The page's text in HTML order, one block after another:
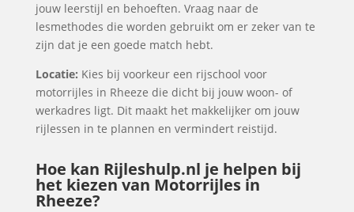
jouw leerstijl en behoeften. Vraag naar de
lesmethodes die worden gebruikt om er zeker van te
zijn dat je een goede match hebt.
Locatie: Kies bij voorkeur een rijschool voor
motorrijles in Rheeze die dicht bij jouw woon- of
werkadres ligt. Dit maakt het makkelijker om jouw
rijlessen in te plannen en vermindert reistijd.
Hoe kan Rijleshulp.nl je helpen bij
het kiezen van Motorrijles in
Rheeze?